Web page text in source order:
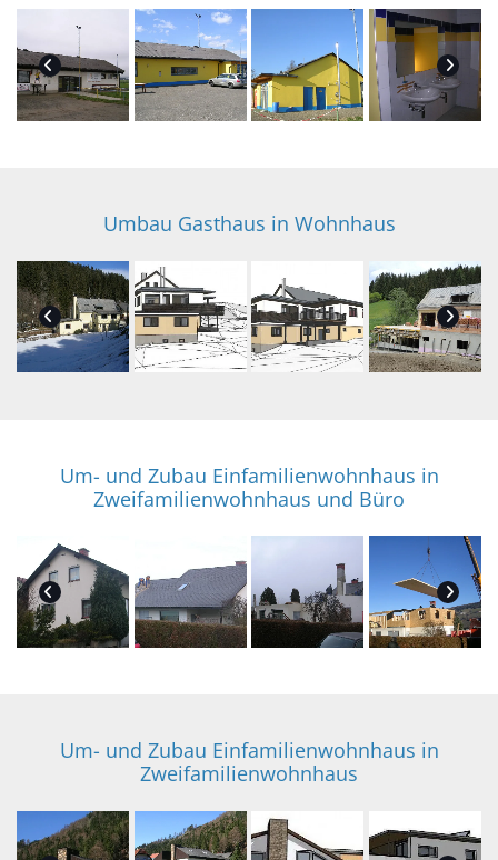
Umbau Gasthaus in Wohnhaus
Um- und Zubau Einfamilienwohnhaus in
Zweifamilienwohnhaus und Büro
Um- und Zubau Einfamilienwohnhaus in
Zweifamilienwohnhaus